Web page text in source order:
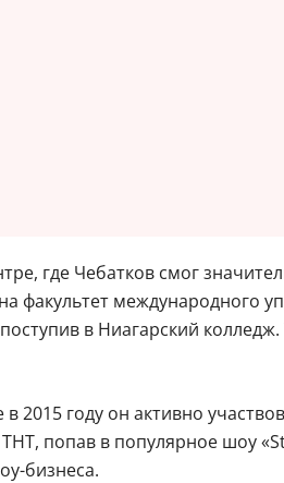
где Чебатков смог
международного
в Ниагарский
в 2015 году он активно
попав в популярное шоу
бизнеса.